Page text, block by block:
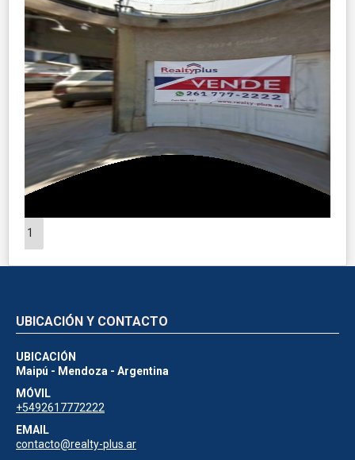
1
UBICACIÓN Y CONTACTO
UBICACIÓN
Maipú - Mendoza - Argentina
MÓVIL
+5492617772222
EMAIL
contacto@realty-plus.ar